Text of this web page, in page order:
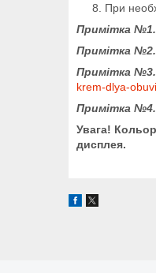
При
Примітка №1.
Примітка №2.
Примітка №3.
krem-dlya-obuvi
Примітка №4.
Увага!
дисплея.